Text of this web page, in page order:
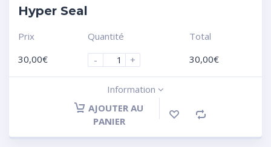
Hyper Seal
Prix
30,00€
Quantité
-
+
Total
30,00€
Information
AJOUTER AU
PANIER